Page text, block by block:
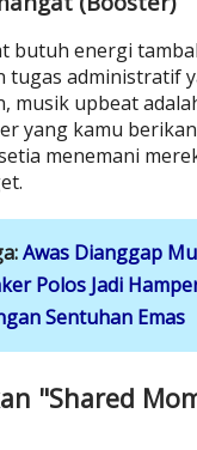
butuh energi
tugas administratif
musik upbeat
yang kamu
menemani
Awas Dianggap
Polos Jadi
Sentuhan Emas
"Shared